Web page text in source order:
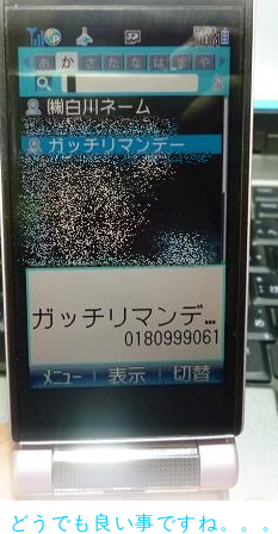
どうでも良い事ですね。。